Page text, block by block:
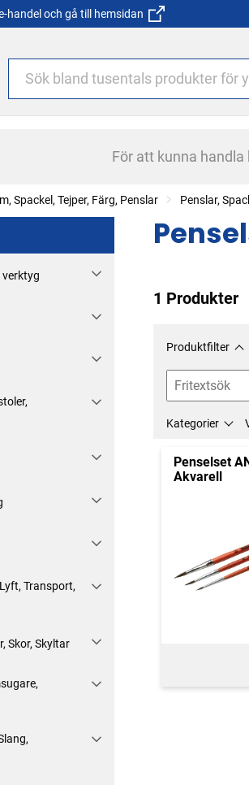
handel och gå till hemsidan
För att kunna
Spackel, Tejper, Färg, Penslar Penslar,
verktyg
Transport,
Skor, Skyltar
1 Produkter
Produktfilter
Kategorier
Penselset
Akvarell